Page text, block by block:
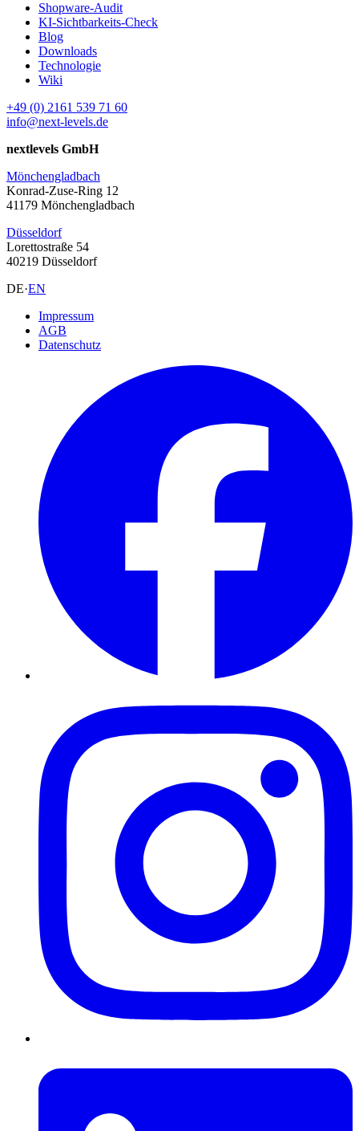
Shopware-Audit
KI-Sichtbarkeits-Check
Blog
Downloads
Technologie
Wiki
+49 (0) 2161 539 71 60
info@next-levels.de
nextlevels GmbH
Mönchengladbach
Konrad-Zuse-Ring 12
41179 Mönchengladbach
Düsseldorf
Lorettostraße 54
40219 Düsseldorf
DE·EN
Impressum
AGB
Datenschutz